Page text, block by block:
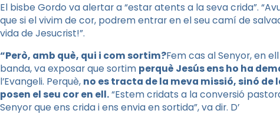
El bisbe Gordo va alertar a “estar atents a la seva crida”.
que si el vivim de cor, podrem entrar en el seu camí de
vida de Jesucrist!”.
“Però, amb què, qui i com sortim?Fem cas al Senyor, en
banda, va exposar que sortim perquè Jesús ens ho ha
l’Evangeli. Perquè, no es tracta de la meva missió, sinó
posen el seu cor en ell.“Estem cridats a la conversió
Senyor que ens crida i ens envia en sortida”, va dir. D’